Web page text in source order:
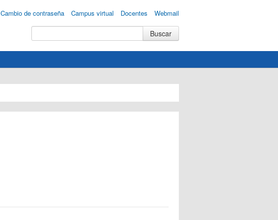
Cambio de contraseña Campus virtual Docentes Webmail